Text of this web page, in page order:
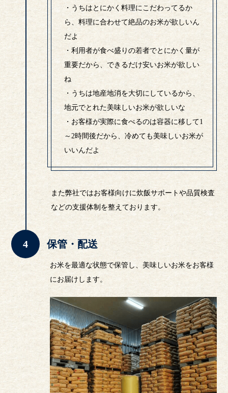
・うちはとにかく料理にこだわってるか
ら、料理に合わせて絶品のお米が欲しいん
だよ
・利用者が食べ盛りの若者でとにかく量が
重要だから、できるだけ安いお米が欲しい
ね
・うちは地産地消を大切にしているから、
地元でとれた美味しいお米が欲しいな
・お客様が実際に食べるのは容器に移して1
～2時間後だから、冷めても美味しいお米が
いいんだよ
また弊社ではお客様向けに炊飯サポートや品質検査
などの支援体制を整えております。
保管・配送
お米を最適な状態で保管し、美味しいお米をお客様
にお届けします。